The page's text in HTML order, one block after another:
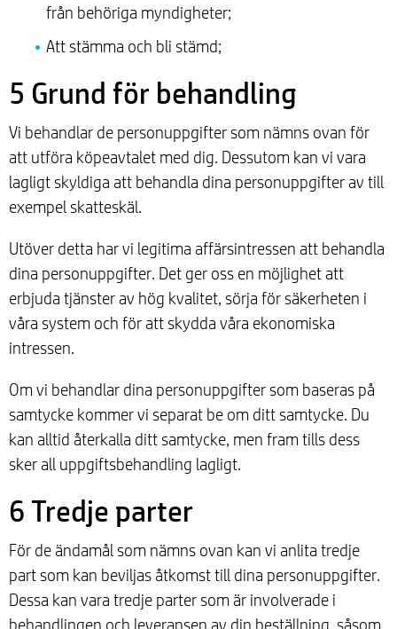
från behöriga myndigheter;
Att stämma och bli stämd;
5 Grund för behandling
Vi behandlar de personuppgifter som nämns ovan för
att utföra köpeavtalet med dig. Dessutom kan vi vara
lagligt skyldiga att behandla dina personuppgifter av till
exempel skatteskäl.
Utöver detta har vi legitima affärsintressen att behandla
dina personuppgifter. Det ger oss en möjlighet att
erbjuda tjänster av hög kvalitet, sörja för säkerheten i
våra system och för att skydda våra ekonomiska
intressen.
Om vi behandlar dina personuppgifter som baseras på
samtycke kommer vi separat be om ditt samtycke. Du
kan alltid återkalla ditt samtycke, men fram tills dess
sker all uppgiftsbehandling lagligt.
6 Tredje parter
För de ändamål som nämns ovan kan vi anlita tredje
part som kan beviljas åtkomst till dina personuppgifter.
Dessa kan vara tredje parter som är involverade i
behandlingen och leveransen av din beställning, såsom